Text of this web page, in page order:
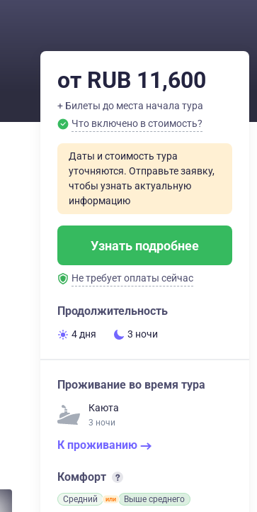
от RUB 11,600
+ Билеты до места начала тура
Что включено в стоимость?
Даты и стоимость тура
уточняются. Отправьте заявку,
чтобы узнать актуальную
информацию
Узнать подробнее
Не требует оплаты сейчас
Продолжительность
4 дня 3 ночи
Проживание во время тура
Каюта
3 ночи
К проживанию
Комфорт
Средний Выше среднего